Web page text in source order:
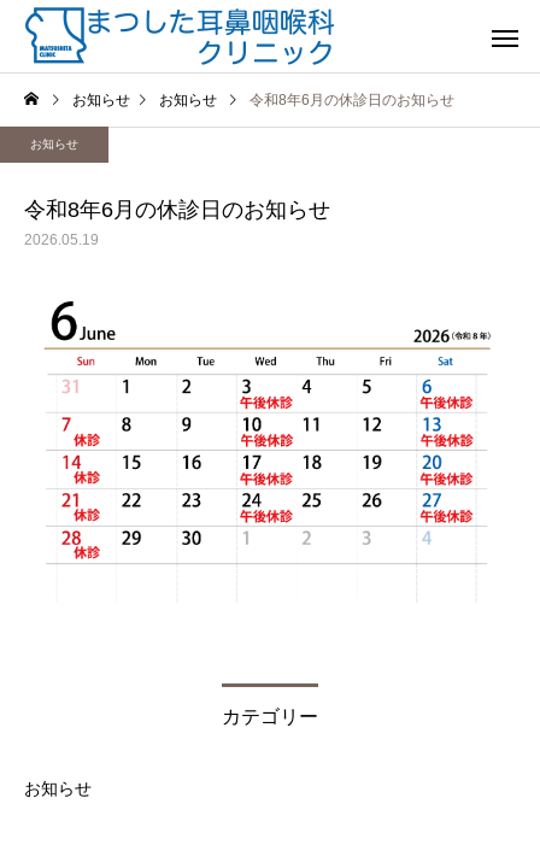
お知らせ お知らせ 令和8年6月の休診日のお知らせ
お知らせ
令和8年6月の休診日のお知らせ
2026.05.19
カテゴリー
お知らせ